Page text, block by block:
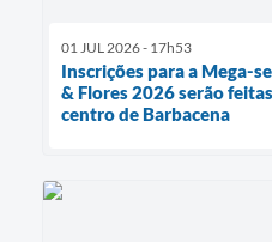
01 JUL 2026 - 17h53
Inscrições para a Mega-
& Flores 2026 serão
centro de Barbacena